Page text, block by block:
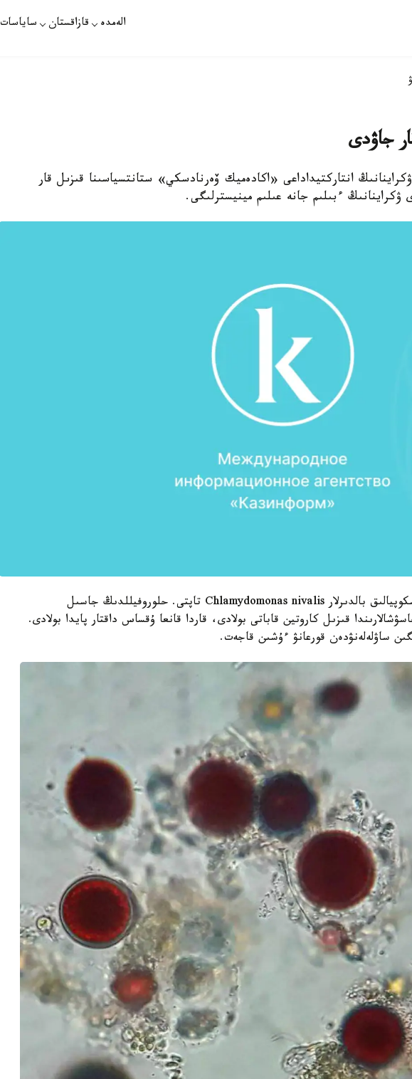
الەمدە قازاقستان ساياسات
جاۋدى
انتاركتيداداعى «اكادەميك ۆەرنادسكي» ستانتسياسىنا قىزىل قار
ءبىلىم جانە عىلىم مينيسترلىگى.
ماماندار قىزىل قاردان ميكروسكوپيالىق بالدىرلار Chlamydomonas nivalis تاپتى. حلوروفيللدىڭ جاسىل
قىزىل كاروتين قاباتى بولادى، قاردا قانعا ۇقساس داقتار پايدا بولادى.
ساۋلەلەنۋدەن قورعانۋ ءۇشىن قاجەت.